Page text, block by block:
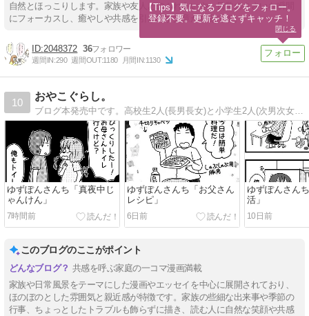
自然とほっこりします。家族や友人とのふれあいや、日常のささいな瞬間
にフォーカスし、癒やしや共感を引き出す文章が特徴です。
2048372 36
週間IN:290 週間OUT:1180 月間IN:1130
10
おやこぐらし。
ブログ本発売中です。高校生2人(長男長女)と小学生2人(次男次女)の4人の子どもを育てながら絵やマンガの仕事をしています。ほぼ毎日更新中。
ゆずぽんさんち「真夜中じ
ゃんけん」
7時間前
ゆずぽんさんち「お父さん
レシピ」
6日前
ゆずぽんさん
活」
10日前
このブログのここがポイント
共感を呼ぶ家庭の一コマ漫画満載
家族や日常風景をテーマにした漫画やエッセイを中心に展開されており、
ほのぼのとした雰囲気と親近感が特徴です。家族の些細な出来事や季節の
行事、ちょっとしたトラブルも飾らずに描き、読む人に自然な笑顔や共感
【Tips】気になるブログをフォロー。
登録不要。更新を逃さずキャッチ！
閉じる